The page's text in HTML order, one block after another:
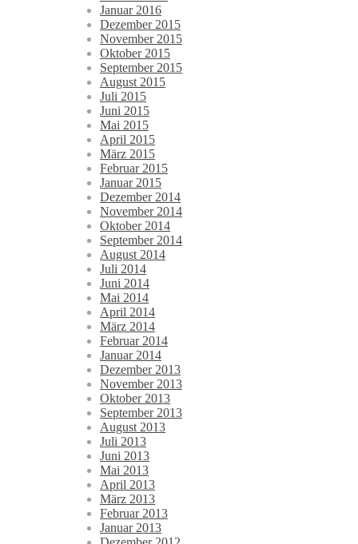
Januar 2016
Dezember 2015
November 2015
Oktober 2015
September 2015
August 2015
Juli 2015
Juni 2015
Mai 2015
April 2015
März 2015
Februar 2015
Januar 2015
Dezember 2014
November 2014
Oktober 2014
September 2014
August 2014
Juli 2014
Juni 2014
Mai 2014
April 2014
März 2014
Februar 2014
Januar 2014
Dezember 2013
November 2013
Oktober 2013
September 2013
August 2013
Juli 2013
Juni 2013
Mai 2013
April 2013
März 2013
Februar 2013
Januar 2013